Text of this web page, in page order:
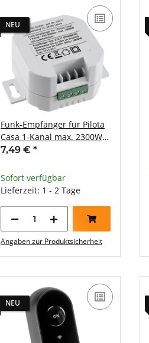
NEU
Funk-Empfänger für Pilota
Casa 1-Kanal max. 2300W
ERSETZT einen Schalter
7,49 € *
Sofort verfügbar
Lieferzeit: 1 - 2 Tage
Angaben zur Produktsicherheit
NEU